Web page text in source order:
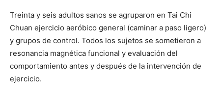
Treinta y seis adultos sanos se agruparon en Tai Chi
Chuan ejercicio aeróbico general (caminar a paso ligero)
y grupos de control. Todos los sujetos se sometieron a
resonancia magnética funcional y evaluación del
comportamiento antes y después de la intervención de
ejercicio.